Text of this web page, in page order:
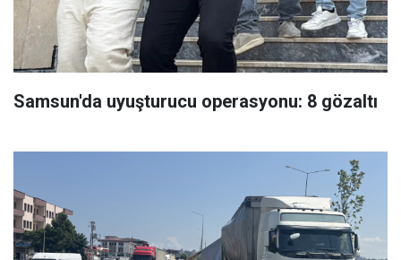
Samsun'da uyuşturucu operasyonu: 8 gözaltı